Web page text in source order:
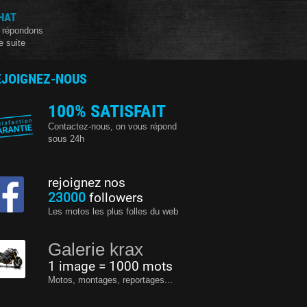
suite
NOUS
100% SATISFAIT
Contactez-nous, on vous répond
sous 24h
rejoignez nos
23000followers
Les motos les plus folles du web
Galerie krax
1 image = 1000 mots
Motos, montages, reportages...